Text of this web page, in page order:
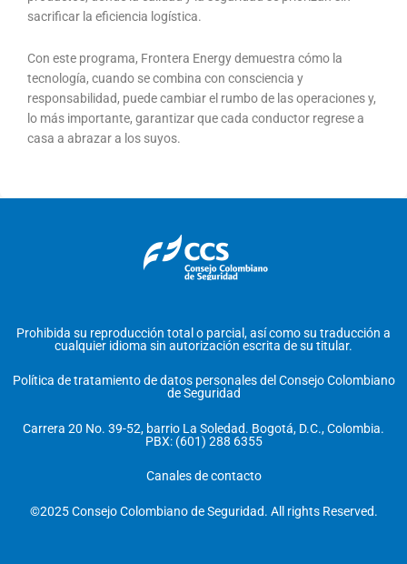
sacrificar la eficiencia logística.
Con este programa, Frontera Energy demuestra cómo la
tecnología, cuando se combina con consciencia y
responsabilidad, puede cambiar el rumbo de las operaciones y,
lo más importante, garantizar que cada conductor regrese a
casa a abrazar a los suyos.
Prohibida su reproducción total o parcial, así como su traducción a
cualquier idioma sin autorización escrita de su titular.
Política de tratamiento de datos personales del Consejo Colombiano
de Seguridad
Carrera 20 No. 39-52, barrio La Soledad. Bogotá, D.C., Colombia.
PBX: (601) 288 6355
Canales de contacto
©2025 Consejo Colombiano de Seguridad. All rights Reserved.